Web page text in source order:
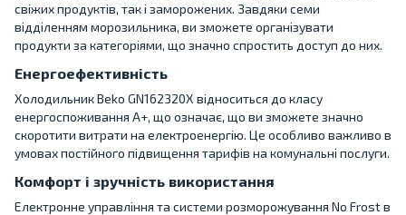
свіжих продуктів, так і заморожених. Завдяки семи
відділенням морозильника, ви зможете організувати
продукти за категоріями, що значно спростить доступ до них.
Енергоефективність
Холодильник Beko GN162320X відноситься до класу
енергоспоживання A+, що означає, що ви зможете значно
скоротити витрати на електроенергію. Це особливо важливо в
умовах постійного підвищення тарифів на комунальні послуги.
Комфорт і зручність використання
Електронне управління та системи розморожування No Frost в